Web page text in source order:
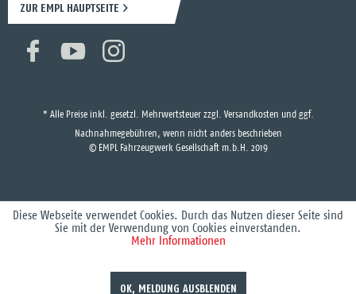
ZUR EMPL HAUPTSEITE
* Alle Preise inkl. gesetzl. Mehrwertsteuer zzgl. Versandkosten und ggf.
Nachnahmegebühren, wenn nicht anders beschrieben
© EMPL Fahrzeugwerk Gesellschaft m.b.H. 2019
Diese Webseite verwendet Cookies. Durch das Nutzen dieser Seite sind
Sie mit der Verwendung von Cookies einverstanden.
Mehr Informationen
OK, MELDUNG AUSBLENDEN